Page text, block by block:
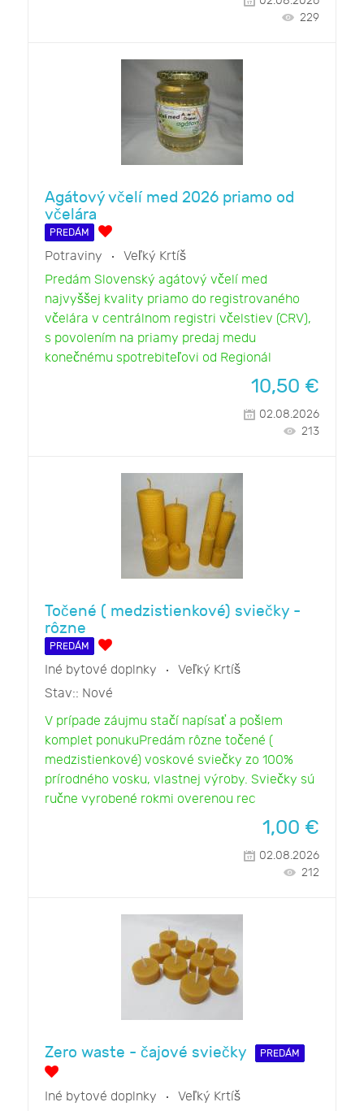
229
Agátový včelí med 2026 priamo od
včelára
PREDÁM
Potraviny
Veľký Krtíš
Predám Slovenský agátový včelí med
najvyššej kvality priamo do registrovaného
včelára v centrálnom registri včelstiev (CRV),
s povolením na priamy predaj medu
konečnému spotrebiteľovi od Regionál
10,50 €
02.08.2026
213
Točené ( medzistienkové) sviečky -
rôzne
PREDÁM
Iné bytové doplnky
Veľký Krtíš
Stav:: Nové
V prípade záujmu stačí napísať a pošlem
komplet ponukuPredám rôzne točené (
medzistienkové) voskové sviečky zo 100%
prírodného vosku, vlastnej výroby. Sviečky sú
ručne vyrobené rokmi overenou rec
1,00 €
02.08.2026
212
Zero waste - čajové sviečky PREDÁM
Iné bytové doplnky
Veľký Krtíš